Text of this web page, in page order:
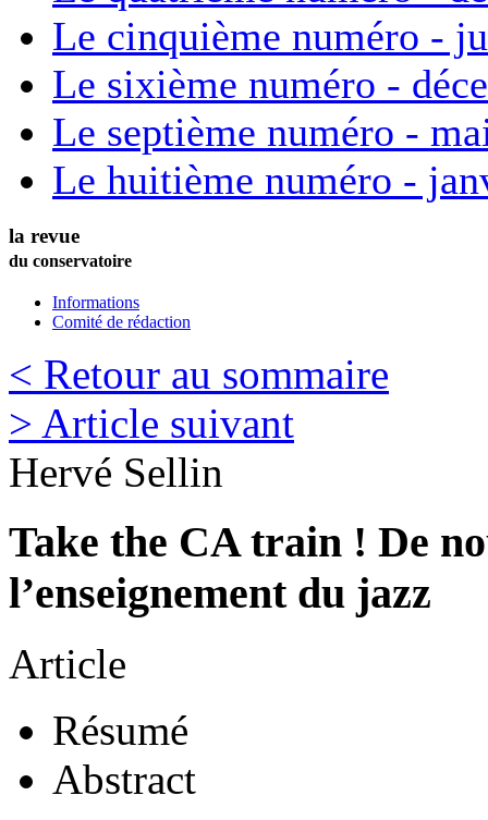
Le cinquième numéro -
Le sixième numéro -
Le septième numéro -
Le huitième numéro -
la revue
du conservatoire
Informations
Comité de rédaction
< Retour au sommaire
> Article suivant
Hervé Sellin
Take the CA train ! De
l’enseignement du jazz
Article
Résumé
Abstract